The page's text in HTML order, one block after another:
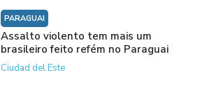
PARAGUAI
Assalto violento tem mais um
brasileiro feito refém no Paraguai
Ciudad del Este